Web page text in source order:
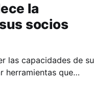
la
socios
las capacidades de su
herramientas que
una capacitación